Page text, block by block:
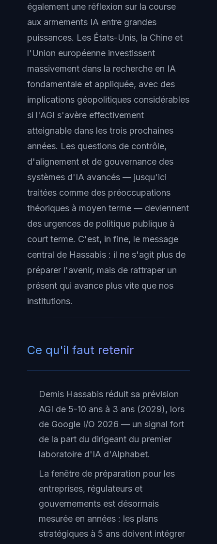
également une réflexion sur la course
aux armements IA entre grandes
puissances. Les États-Unis, la Chine et
l'Union européenne investissent
massivement dans la recherche en IA
fondamentale et appliquée, avec des
implications géopolitiques considérables
si l'AGI s'avère effectivement
atteignable dans les trois prochaines
années. Les questions de contrôle,
d'alignement et de gouvernance des
systèmes d'IA avancés — jusqu'ici
traitées comme des préoccupations
théoriques à moyen terme — deviennent
des urgences de politique publique à
court terme. C'est, in fine, le message
central de Hassabis : il ne s'agit plus de
préparer l'avenir, mais de rattraper un
présent qui avance plus vite que nos
institutions.
Ce qu'il faut retenir
Demis Hassabis réduit sa prévision
AGI de 5-10 ans à 3 ans (2029), lors
de Google I/O 2026 — un signal fort
de la part du dirigeant du premier
laboratoire d'IA d'Alphabet.
La fenêtre de préparation pour les
entreprises, régulateurs et
gouvernements est désormais
mesurée en années : les plans
stratégiques à 5 ans doivent intégrer